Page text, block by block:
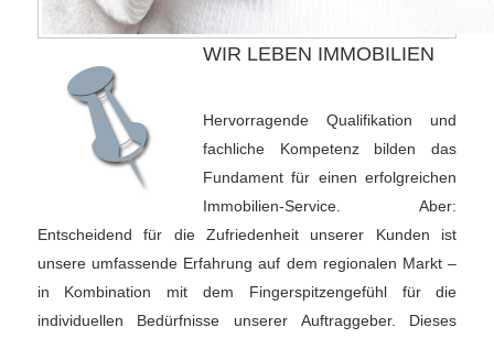
WIR LEBEN IMMOBILIEN
Hervorragende Qualifikation und
fachliche Kompetenz bilden das
Fundament für einen erfolgreichen
Immobilien-Service. Aber:
Entscheidend für die Zufriedenheit unserer Kunden ist
unsere umfassende Erfahrung auf dem regionalen Markt –
in Kombination mit dem Fingerspitzengefühl für die
individuellen Bedürfnisse unserer Auftraggeber. Dieses